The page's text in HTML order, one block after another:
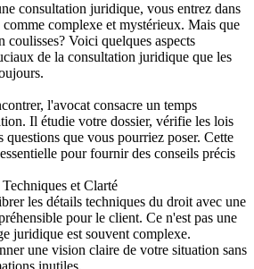
consultation juridique, vous entrez dans
complexe et mystérieux. Mais que
coulisses? Voici quelques aspects
de la consultation juridique que les
l'avocat consacre un temps
Il étudie votre dossier, vérifie les lois
questions que vous pourriez poser. Cette
pour fournir des conseils précis
et Clarté
les détails techniques du droit avec une
pour le client. Ce n'est pas une
juridique est souvent complexe.
une vision claire de votre situation sans